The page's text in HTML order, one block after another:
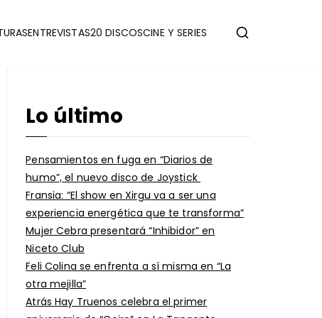
ENTREVISTAS20 DISCOSCINE Y SERIES
Lo último
Pensamientos en fuga en “Diarios de
humo”, el nuevo disco de Joystick
Fransia: “El show en Xirgu va a ser una
experiencia energética que te transforma”
Mujer Cebra presentará “Inhibidor” en
Niceto Club
Feli Colina se enfrenta a sí misma en “La
otra mejilla”
Atrás Hay Truenos celebra el primer